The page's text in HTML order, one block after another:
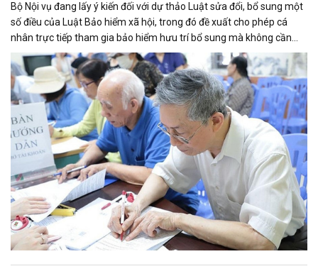
Bộ Nội vụ đang lấy ý kiến đối với dự thảo Luật sửa đổi, bổ sung một
số điều của Luật Bảo hiểm xã hội, trong đó đề xuất cho phép cá
nhân trực tiếp tham gia bảo hiểm hưu trí bổ sung mà không cần
thông qua người sử dụng lao động. Dự thảo cũng điều chỉnh cách
tính thời gian đóng bảo hiểm xã hội nhằm bảo đảm quyền lợi cho
người tham gia.